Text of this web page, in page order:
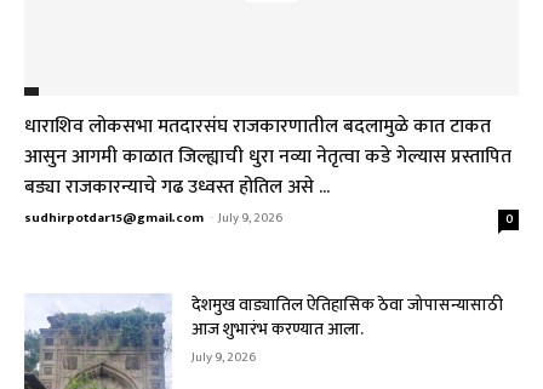
धाराशिव लोकसभा मतदारसंघ राजकारणातील बदलामुळे कात टाकत
आसुन आगमी काळात जिल्ह्याची धुरा नव्या नेतृत्वा कडे गेल्यास प्रस्तापित
बड्या राजकारन्याचे गढ उध्वस्त होतिल असे ...
sudhirpotdar15@gmail.com - July 9, 2026 0
देशमुख वाड्यातिल ऐतिहासिक ठेवा जोपासन्यासाठी
आज शुभारंभ करण्यात आला.
July 9, 2026